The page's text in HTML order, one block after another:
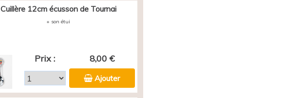
Cuillère 12cm écusson de Tournai
+ son étui
Prix : 8,00 €
Ajouter